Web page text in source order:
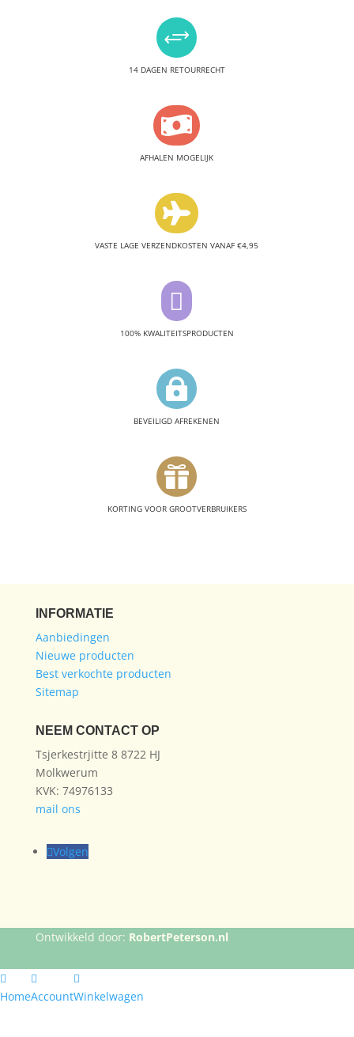
+
14 DAGEN RETOURRECHT

AFHALEN MOGELIJK

VASTE LAGE VERZENDKOSTEN VANAF €4,95

100% KWALITEITSPRODUCTEN

BEVEILIGD AFREKENEN

KORTING VOOR GROOTVERBRUIKERS
INFORMATIE
Aanbiedingen
Nieuwe producten
Best verkochte producten
Sitemap
NEEM CONTACT OP
Tsjerkestrjitte 8 8722 HJ
Molkwerum
KVK: 74976133
mail ons
Volgen
Ontwikkeld door: RobertPeterson.nl
HomeAccountWinkelwagen